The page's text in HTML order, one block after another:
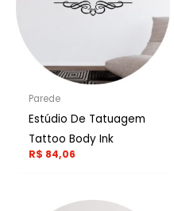
Parede
Estúdio De Tatuagem
Tattoo Body Ink
R$ 84,06